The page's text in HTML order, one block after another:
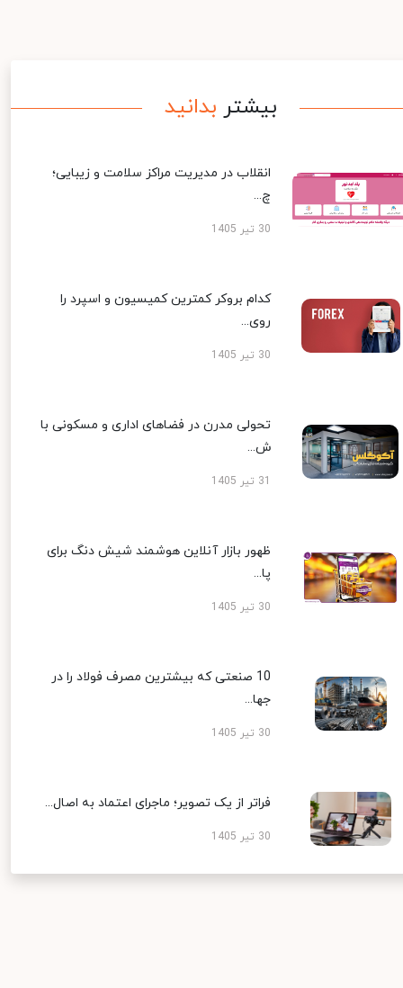
بیشتر بدانید
انقلاب در مدیریت مراکز سلامت و زیبایی؛
چ...
30 تیر 1405
کدام بروکر کمترین کمیسیون و اسپرد را
روی...
30 تیر 1405
تحولی مدرن در فضاهای اداری و مسکونی با
ش...
ظهور بازار آنلاین هوشمند شیش دنگ برای
پا...
30 تیر 1405
10 صنعتی که بیشترین مصرف فولاد را در
جها...
30 تیر 1405
فراتر از یک تصویر؛ ماجرای اعتماد به اصال...
30 تیر 1405